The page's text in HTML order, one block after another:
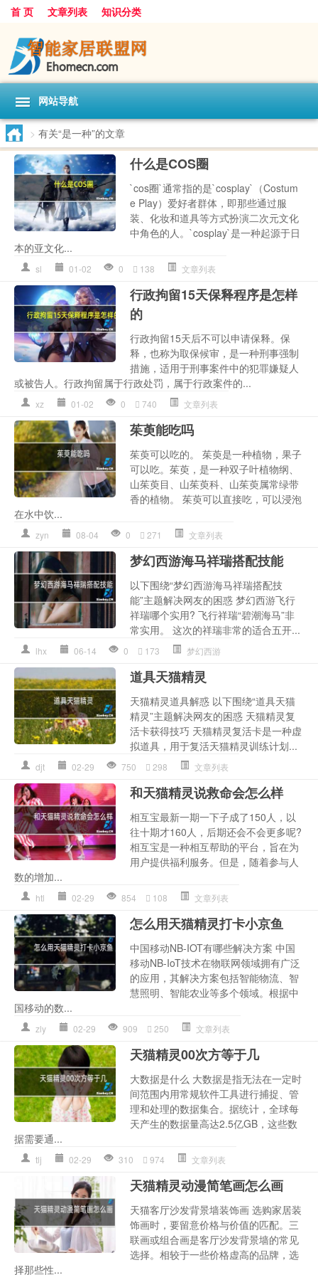
首 页 文章列表 知识分类
网站导航
> 有关“是一种”的文章
什么是COS圈
`cos圈`通常指的是`cosplay`（Costum
e Play）爱好者群体，即那些通过服
装、化妆和道具等方式扮演二次元文化
中角色的人。`cosplay`是一种起源于日
本的亚文化...
sl 01-02 0 138 文章列表
行政拘留15天保释程序是怎样
的
行政拘留15天后不可以申请保释。保
释，也称为取保候审，是一种刑事强制
措施，适用于刑事案件中的犯罪嫌疑人
或被告人。行政拘留属于行政处罚，属于行政案件的...
xz 01-02 0 740 文章列表
茱萸能吃吗
茱萸可以吃的。 茱萸是一种植物，果子
可以吃。茱萸，是一种双子叶植物纲、
山茱萸目、山茱萸科、山茱萸属常绿带
香的植物。 茱萸可以直接吃，可以浸泡
在水中饮...
zyn 08-04 0 271 文章列表
梦幻西游海马祥瑞搭配技能
以下围绕“梦幻西游海马祥瑞搭配技
能”主题解决网友的困惑 梦幻西游飞行
祥瑞哪个实用? 飞行祥瑞“碧潮海马”非
常实用。 这次的祥瑞非常的适合五开...
lhx 06-14 0 173 梦幻西游
道具天猫精灵
天猫精灵道具解惑 以下围绕“道具天猫
精灵”主题解决网友的困惑 天猫精灵复
活卡获得技巧 天猫精灵复活卡是一种虚
拟道具，用于复活天猫精灵训练计划...
djt 02-29 750 298 文章列表
和天猫精灵说救命会怎么样
相互宝最新一期一下子成了150人，以
往十期才160人，后期还会不会更多呢?
相互宝是一种相互帮助的平台，旨在为
用户提供福利服务。但是，随着参与人
数的增加...
htl 02-29 854 108 文章列表
怎么用天猫精灵打卡小京鱼
中国移动NB-IOT有哪些解决方案 中国
移动NB-IoT技术在物联网领域拥有广泛
的应用，其解决方案包括智能物流、智
慧照明、智能农业等多个领域。根据中
国移动的数...
zly 02-29 909 250 文章列表
天猫精灵00次方等于几
大数据是什么 大数据是指无法在一定时
间范围内用常规软件工具进行捕捉、管
理和处理的数据集合。据统计，全球每
天产生的数据量高达2.5亿GB，这些数
据需要通...
tlj 02-29 310 974 文章列表
天猫精灵动漫简笔画怎么画
天猫客厅沙发背景墙装饰画 选购家居装
饰画时，要留意价格与价值的匹配。三
联画或组合画是客厅沙发背景墙的常见
选择。相较于一些价格虚高的品牌，选
择那些性...